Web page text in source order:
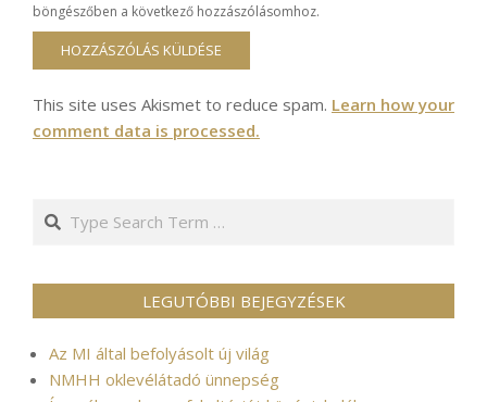
böngészőben a következő hozzászólásomhoz.
This site uses Akismet to reduce spam. Learn how your
comment data is processed.
Search
LEGUTÓBBI BEJEGYZÉSEK
Az MI által befolyásolt új világ
NMHH oklevélátadó ünnepség